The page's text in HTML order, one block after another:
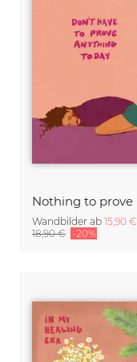
Nothing to prove
Wandbilder ab 15,90 €
18,90 € -20%